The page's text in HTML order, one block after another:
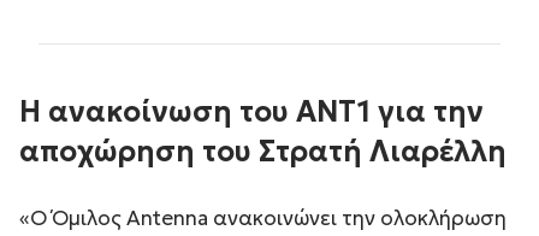
Η ανακοίνωση του ΑΝΤ1 για την
αποχώρηση του Στρατή Λιαρέλλη
«Ο Όμιλος Antenna ανακοινώνει την ολοκλήρωση